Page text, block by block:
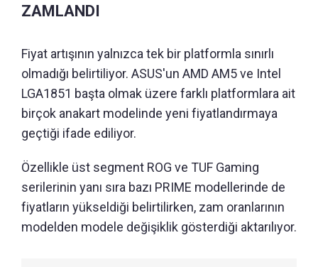
ZAMLANDI
Fiyat artışının yalnızca tek bir platformla sınırlı
olmadığı belirtiliyor. ASUS'un AMD AM5 ve Intel
LGA1851 başta olmak üzere farklı platformlara ait
birçok anakart modelinde yeni fiyatlandırmaya
geçtiği ifade ediliyor.
Özellikle üst segment ROG ve TUF Gaming
serilerinin yanı sıra bazı PRIME modellerinde de
fiyatların yükseldiği belirtilirken, zam oranlarının
modelden modele değişiklik gösterdiği aktarılıyor.